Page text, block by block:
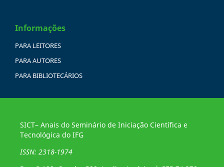
Informações
PARA LEITORES
PARA AUTORES
PARA BIBLIOTECÁRIOS
SICT– Anais do Seminário de Iniciação Científica e
Tecnológica do IFG
ISSN: 2318-1974